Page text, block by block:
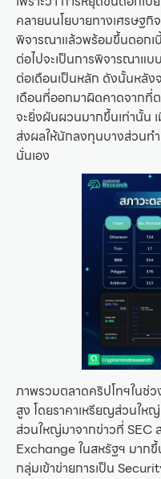
คลายนนโยบายทางเศรษฐกิ
พิจารณาแล้วพร้อมขึ้นดอกเ
ต่อไปจะเป็นการพิจารณาแ
ต่อเดือนเป็นหลัก ดังนั้นหลัง
เดือนที่ออกมาผิดคาดจากที่
จะยิ่งผันผวนมากขึ้นเท่านั้น
ส่งผลให้นักลงทุนบางส่วนท
นั่นเอง
ภาพรวมตลาดคริปโทฯในช่
สูง โดยราคาเหรียญส่วนให
ส่วนใหญ่มาจากข่าวที่ SEC
Exchange ในสหรัฐฯ มาก
กลุ่มเข้าข่ายการเป็น